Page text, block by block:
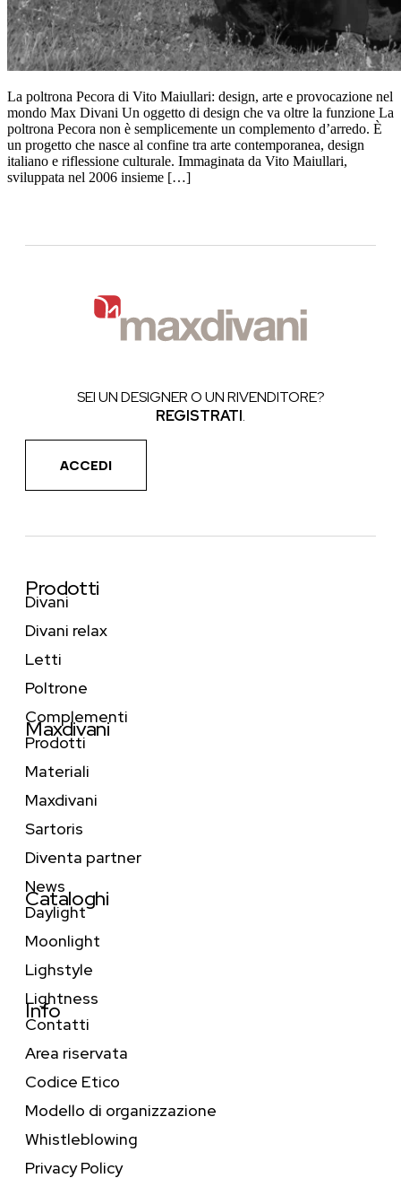
La poltrona Pecora di Vito Maiullari: design, arte e provocazione nel
mondo Max Divani Un oggetto di design che va oltre la funzione La
poltrona Pecora non è semplicemente un complemento d’arredo. È
un progetto che nasce al confine tra arte contemporanea, design
italiano e riflessione culturale. Immaginata da Vito Maiullari,
sviluppata nel 2006 insieme […]
SEI UN DESIGNER O UN RIVENDITORE?
REGISTRATI.
ACCEDI
Prodotti
Divani
Divani relax
Letti
Poltrone
Complementi
Maxdivani
Prodotti
Materiali
Maxdivani
Sartoris
Diventa partner
News
Cataloghi
Daylight
Moonlight
Lighstyle
Lightness
Info
Contatti
Area riservata
Codice Etico
Modello di organizzazione
Whistleblowing
Privacy Policy